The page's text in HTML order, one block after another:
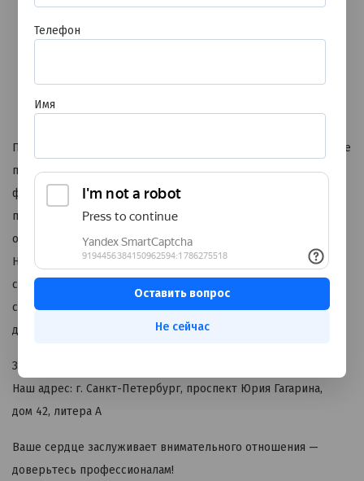
пациентам после инфаркта, при подозрении на
тем, кому нужно оценить работу кардиостимулятора
Процедура абсолютно безопасна и безболезненна. Вы ведёте
привычный образ жизни, а компактный прибор незаметно
фиксирует все показатели. Наши специалисты помогут
правильно подготовиться к исследованию и подробно
объяснят, как вести дневник наблюдений.
Не оставляйте без внимания сигналы, которые подаёт ваше
сердце. Запишитесь на холтеровское мониторирование уже
сегодня — забота о здоровье начинается с точной
диагностики.
Записаться и узнать подробности: +7(812)643-23-66
Наш адрес: г. Санкт-Петербург, проспект Юрия Гагарина,
дом 42, литера А
Ваше сердце заслуживает внимательного отношения —
доверьтесь профессионалам!
Телефон
Имя
Не сейчас